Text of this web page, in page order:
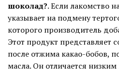
шоколад?. Если лакомство
указывает на подмену
которого производитель
Этот продукт
после отжима какао-бобов,
масла. Он отличается